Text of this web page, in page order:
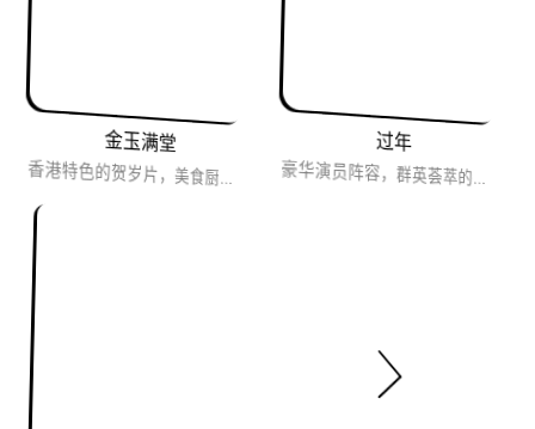
金玉满堂
香港特色的贺岁片，美食厨艺比拼题材，集结了张国荣、袁咏仪、赵文卓、熊欣欣等实力演员，热闹非凡。
过年
豪华演员阵容，群英荟萃的演技，中国大家庭题材，加上中国新年氛围，辞旧迎新，热闹非凡，五味俱全，以小见大！